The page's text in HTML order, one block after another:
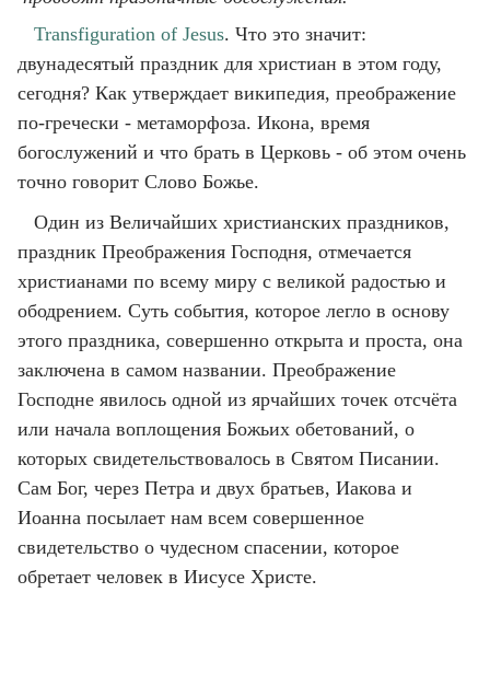
Transfiguration of Jesus. Что это значит:
двунадесятый праздник для христиан в этом году,
сегодня? Как утверждает википедия, преображение
по-гречески - метаморфоза. Икона, время
богослужений и что брать в Церковь - об этом очень
точно говорит Слово Божье.
Один из Величайших христианских праздников,
праздник Преображения Господня, отмечается
христианами по всему миру с великой радостью и
ободрением. Суть события, которое легло в основу
этого праздника, совершенно открыта и проста, она
заключена в самом названии. Преображение
Господне явилось одной из ярчайших точек отсчёта
или начала воплощения Божьих обетований, о
которых свидетельствовалось в Святом Писании.
Сам Бог, через Петра и двух братьев, Иакова и
Иоанна посылает нам всем совершенное
свидетельство о чудесном спасении, которое
обретает человек в Иисусе Христе.